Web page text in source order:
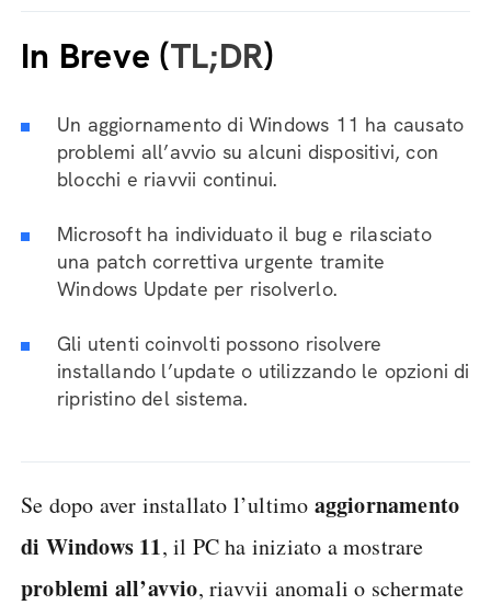
In Breve (TL;DR)
Un aggiornamento di Windows 11 ha causato
problemi all’avvio su alcuni dispositivi, con
blocchi e riavvii continui.
Microsoft ha individuato il bug e rilasciato
una patch correttiva urgente tramite
Windows Update per risolverlo.
Gli utenti coinvolti possono risolvere
installando l’update o utilizzando le opzioni di
ripristino del sistema.
Se dopo aver installato l’ultimo aggiornamento
di Windows 11, il PC ha iniziato a mostrare
problemi all’avvio, riavvii anomali o schermate